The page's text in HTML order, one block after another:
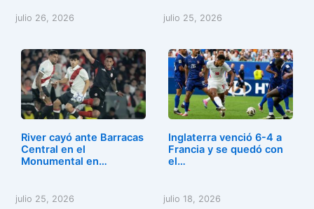
julio 26, 2026 julio 25, 2026
River cayó ante Barracas
Central en el
Monumental en…
julio 25, 2026
Inglaterra venció 6-4 a
Francia y se quedó con
el…
julio 18, 2026